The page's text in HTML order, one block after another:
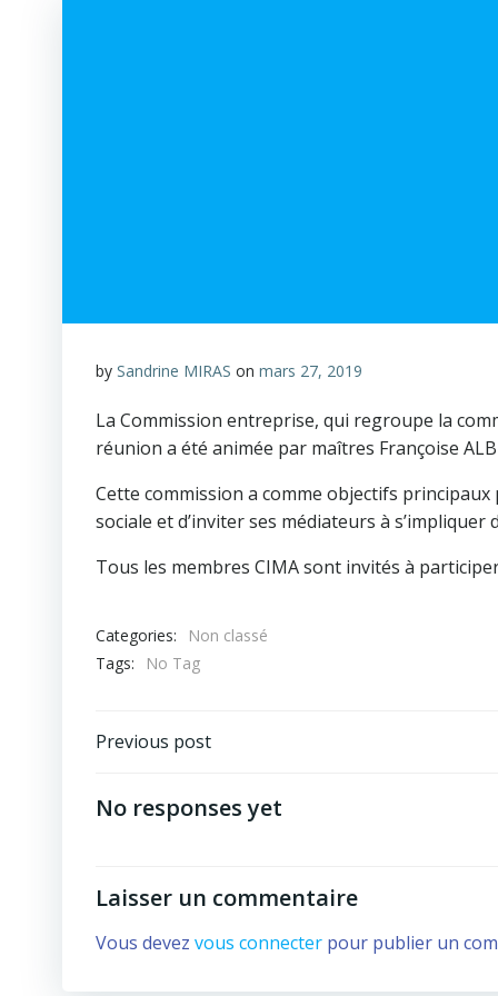
by Sandrine MIRAS on mars 27, 2019
La Commission entreprise, qui regroupe la
réunion a été animée par maîtres Françoise
Cette commission a comme objectifs
sociale et d’inviter ses médiateurs à s’impliquer
Tous les membres CIMA sont invités à
Categories:
Non classé
Tags:
No Tag
Post
navigation
Previous post
No responses yet
Laisser un commentaire
Vous devez vous connecter pour publier un